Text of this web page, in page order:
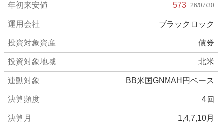
年初来安値 573 26/07/30
運用会社 ブラックロック
投資対象資産 債券
投資対象地域 北米
連動対象 BB米国GNMAH円ベース
決算頻度 4回
決算月 1,4,7,10月